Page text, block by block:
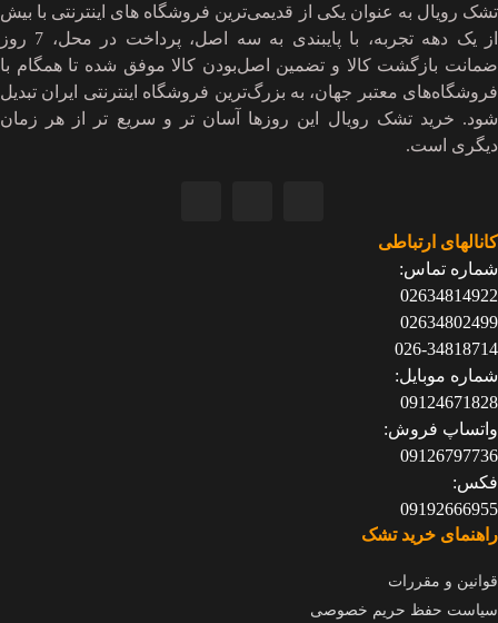
تشک رویال به عنوان یکی از قدیمی‌ترین فروشگاه های اینترنتی با بیش
از یک دهه تجربه، با پایبندی به سه اصل، پرداخت در محل، 7 روز
ضمانت بازگشت کالا و تضمین اصل‌بودن کالا موفق شده تا همگام با
فروشگاه‌های معتبر جهان، به بزرگ‌ترین فروشگاه اینترنتی ایران تبدیل
شود. خرید تشک رویال این روزها آسان تر و سریع تر از هر زمان
دیگری است.
کانالهای ارتباطی
شماره تماس:
02634814922
02634802499
026-34818714
شماره موبایل:
09124671828
واتساپ فروش:
09126797736
فکس:
09192666955
راهنمای خرید تشک
قوانین و مقررات
سیاست حفظ حریم خصوصی